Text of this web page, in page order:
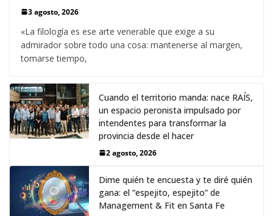
3 agosto, 2026
«La filología es ese arte venerable que exige a su
admirador sobre todo una cosa: mantenerse al margen,
tomarse tiempo,
Cuando el territorio manda: nace RAÍS,
un espacio peronista impulsado por
intendentes para transformar la
provincia desde el hacer
2 agosto, 2026
Dime quién te encuesta y te diré quién
gana: el “espejito, espejito” de
Management & Fit en Santa Fe